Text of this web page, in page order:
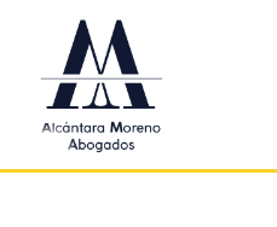
Saltar al contenido principal